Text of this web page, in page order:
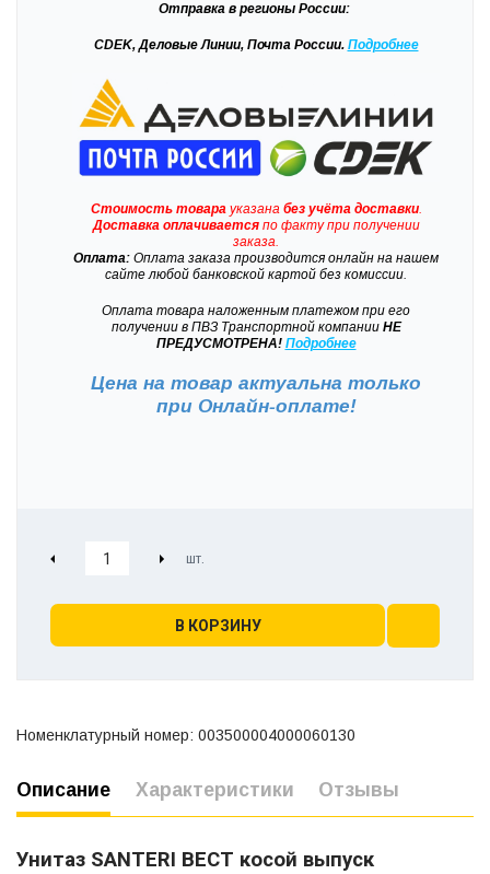
Отправка в регионы России:
CDEK, Деловые Линии, Почта России. Подробнее
Стоимость товарауказана без учёта доставки.
Доставкаоплачиваетсяпо факту при получении
заказа.
Оплата: Оплата заказа производится онлайн на нашем
сайте любой банковской картой без комиссии.
Оплата товара наложенным платежом при его
получении в ПВЗ Транспортной компанииНЕ
ПРЕДУСМОТРЕНА! Подробнее
Цена на товар актуальна только
при Онлайн-оплате!
В КОРЗИНУ
Номенклатурный номер: 003500004000060130
Описание Характеристики Отзывы
Унитаз SANTERI ВЕСТ косой выпуск